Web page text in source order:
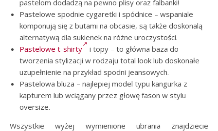
pastelom dodadzą na pewno plisy oraz falbanki!
Pastelowe spodnie cygaretki i spódnice – wspaniale
komponują się z butami na obcasie, są także doskonalą
alternatywą dla sukienek na różne uroczystości.
Pastelowe t-shirty
i topy – to główna baza do
tworzenia stylizacji w rodzaju total look lub doskonałe
uzupełnienie na przykład spodni jeansowych.
Pastelowa bluza – najlepiej model typu kangurka z
kapturem lub wciągany przez głowę fason w stylu
oversize.
Wszystkie wyżej wymienione ubrania znajdziecie